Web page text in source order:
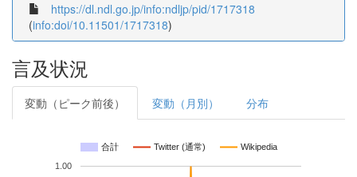
https://dl.ndl.go.jp/info:ndljp/pid/1717318
(info:doi/10.11501/1717318)
言及状況
変動（ピーク前後） 変動（月別） 分布
合計 Twitter (通常) Wikipedia
1.00